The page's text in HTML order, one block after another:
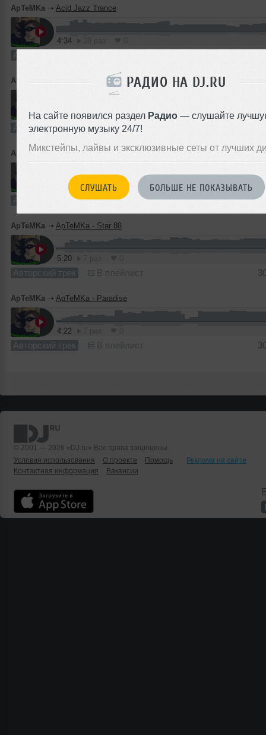
РАДИО НА DJ.RU
На сайте появился раздел Радио — слушайте
электронную музыку 24/7!
Микстейпы, лайвы и эксклюзивные сеты от лучших
СЛУШАТЬ БОЛЬШЕ НЕ ПОКАЗЫВАТЬ
ApTeMKa ➝ Acid Jazz Trance
4:34
Авторский трек
ApTeMKa ApTeMKa - Left 4 dead(Minimal techno mix)
4:40 19 раз 0
Авторский трек В плейлист
ApTeMKa ➝ApTeMKa - Happy Zero
5:16 13 раз
Авторский трек В плейлист
ApTeMKa ➝ ApTeMKa - Star 88
5:20
Авторский трек В плейлист
ApTeMKa ➝ ApTeMKa - Paradise
4:22
Авторский трек В плейлист
© 2001 — 2026 «DJ.ru» Все права защищены.
Условия использования
О проекте Помощь
Реклама на сайте
Контактная информация
Вакансии